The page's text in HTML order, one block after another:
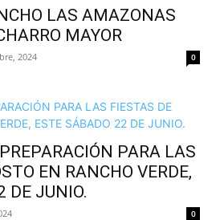
LAS AMAZONAS
MAYOR
2024 0
PARA LAS
EN RANCHO VERDE,
DE JUNIO.
0